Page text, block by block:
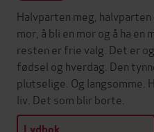
Halvparten meg,
mor, å bli en mor og å ha
resten er frie valg. Det er
fødsel og hverdag. Den
plutselige. Og langsomme.
liv. Det som blir borte.